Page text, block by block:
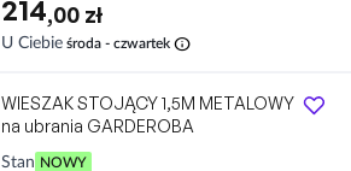
214,00 zł
U Ciebie środa - czwartek info
WIESZAK STOJĄCY 1,5M METALOWY
na ubrania GARDEROBA
Stan NOWY